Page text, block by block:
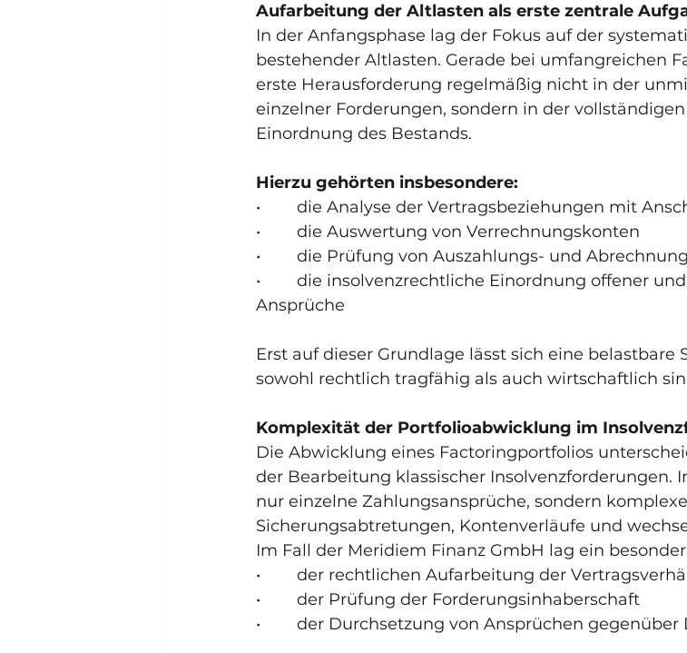
Aufarbeitung der Altlasten als erste zentrale
In der Anfangsphase lag der Fokus auf der
bestehender Altlasten. Gerade bei umfangreichen
erste Herausforderung regelmäßig nicht in der
einzelner Forderungen, sondern in der
Einordnung des Bestands.
Hierzu gehörten insbesondere:
•        die Analyse der Vertragsbeziehungen mit
•        die Auswertung von Verrechnungskonten
•        die Prüfung von Auszahlungs- und
•        die insolvenzrechtliche Einordnung offener
Ansprüche
Erst auf dieser Grundlage lässt sich eine belastbare
sowohl rechtlich tragfähig als auch wirtschaftlich
Komplexität der Portfolioabwicklung im
Die Abwicklung eines Factoringportfolios
der Bearbeitung klassischer
nur einzelne Zahlungsansprüche, sondern
Sicherungsabtretungen, Kontenverläufe und
Im Fall der Meridiem Finanz GmbH lag ein
•        der rechtlichen Aufarbeitung der
•        der Prüfung der Forderungsinhaberschaft
•        der Durchsetzung von Ansprüchen